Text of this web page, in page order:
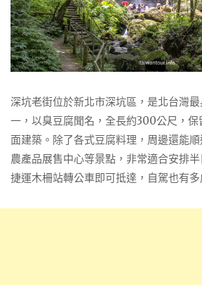
深坑老街位於新北市深坑區，是北台灣
一，以臭豆腐聞名，全長約300公尺，保
面建築。除了各式豆腐料理，周邊還能
農產品展售中心等景點，非常適合安排
捷運木柵站轉公車即可抵達，自駕也有多